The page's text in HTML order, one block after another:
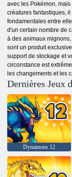
avec les Pokémon,
créatures fantastiques,
fondamentales entre
d'un certain nombre de
à des animaux
sont un produit
support de stockage et
circonstance est
les changements et les
Dernières Jeux
Dynamons 12